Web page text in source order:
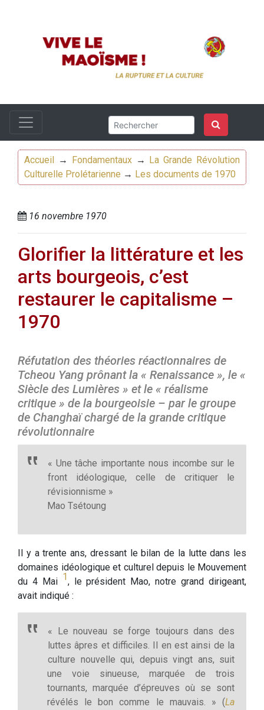
Accueil → Fondamentaux→
La Grande Révolution
Culturelle Prolétarienne → Les documents de 1970
16 novembre 1970
Glorifier la littérature et les
arts bourgeois, c’est
restaurer le capitalisme –
1970
Réfutation des théories réactionnaires de
Tcheou Yang prônant la « Renaissance », le «
Siècle des Lumières » et le « réalisme
critique » de la bourgeoisie – par le groupe
de Changhaï chargé de la grande critique
révolutionnaire
« Une tâche importante nous incombe sur le
front idéologique, celle de critiquer le
révisionnisme »
Mao Tsétoung
Il y a trente ans, dressant le bilan de la lutte dans les
domaines idéologique et culturel depuis le Mouvement
du 4 Mai 1, le président Mao, notre grand dirigeant,
avait indiqué :
« Le nouveau se forge toujours dans des
luttes âpres et difficiles. Il en est ainsi de la
culture nouvelle qui, depuis vingt ans, suit
une voie sinueuse, marquée de trois
tournants, marquée d’épreuves où se sont
révélés le bon comme le mauvais. » (La